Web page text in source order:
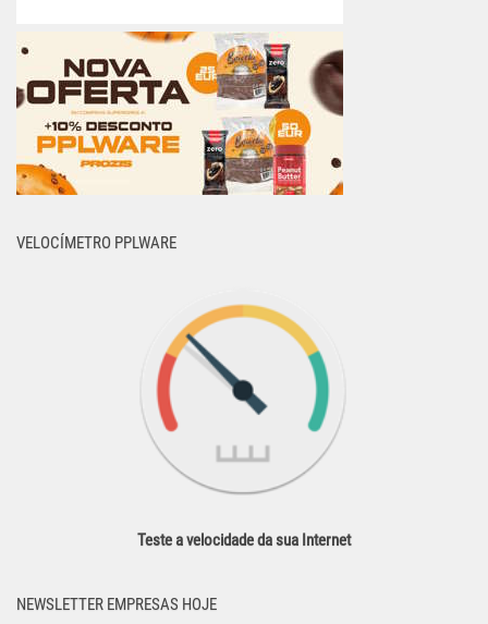
VELOCÍMETRO PPLWARE
Teste a velocidade da sua Internet
NEWSLETTER EMPRESAS HOJE